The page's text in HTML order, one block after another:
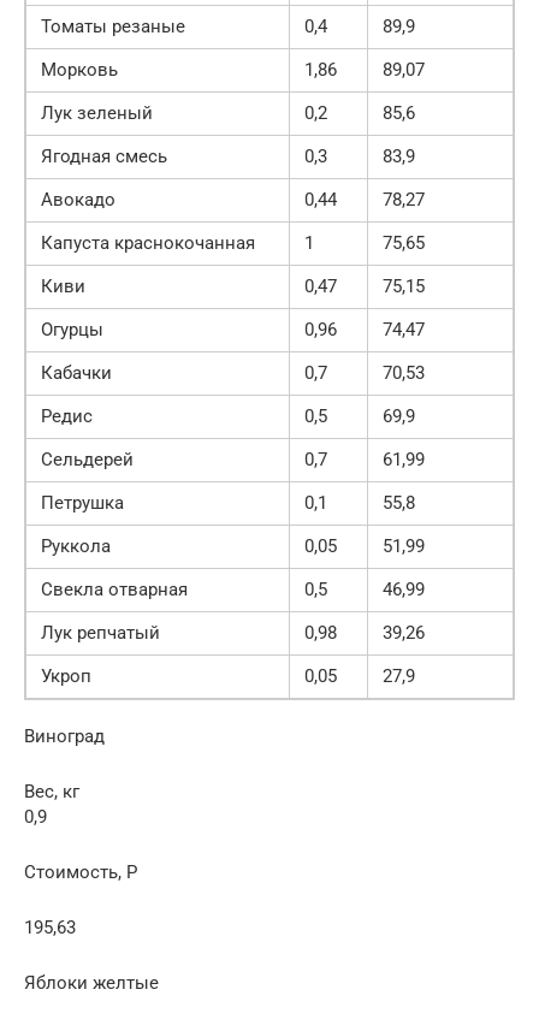
Томаты резаные
0,4
89,9
Морковь
1,86
89,07
Лук зеленый
0,2
85,6
Ягодная смесь
0,3
83,9
Авокадо
0,44
78,27
Капуста краснокочанная
1
75,65
Киви
0,47
75,15
Огурцы
0,96
74,47
Кабачки
0,7
70,53
Редис
0,5
69,9
Сельдерей
0,7
61,99
Петрушка
0,1
55,8
Руккола
0,05
51,99
Свекла отварная
0,5
46,99
Лук репчатый
0,98
39,26
Укроп
0,05 27,9
Виноград
Вес, кг
0,9
Стоимость, Р
195,63
Яблоки желтые